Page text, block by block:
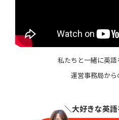
私たちと一緒に英語
運営事務局か
＼大好きな英